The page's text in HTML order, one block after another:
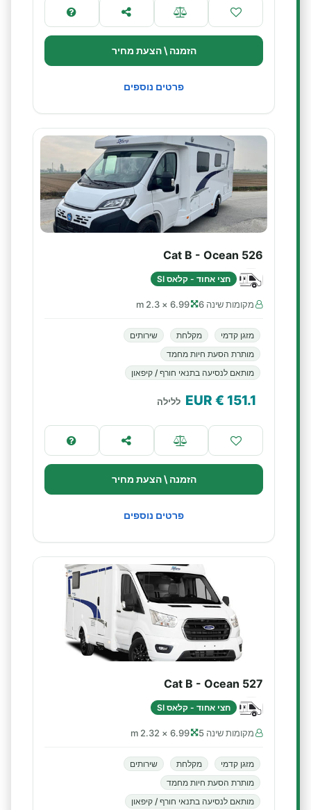
הזמנה \ הצעת מחיר
פרטים נוספים
Cat B - Ocean 526
חצי אחוד - קלאס SI
מקומות שינה 6 6.99 × 2.3 m
מזגן קדמי מקלחת
שירותים
מותרת הסעת חיות מחמד
מותאם לנסיעה בתנאי חורף / קיפאון
151.1
€ EUR ללילה
הזמנה \ הצעת מחיר
פרטים נוספים
Cat B - Ocean 527
חצי אחוד - קלאס SI
מקומות שינה 5 6.99 × 2.32 m
מזגן קדמי מקלחת
שירותים
מותרת הסעת חיות מחמד
מותאם לנסיעה בתנאי חורף / קיפאון